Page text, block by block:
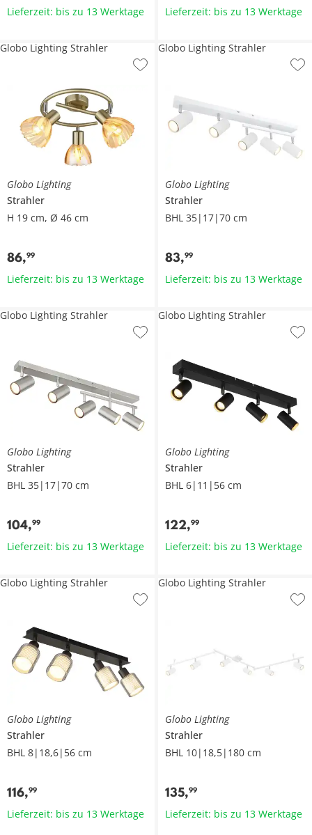
Lieferzeit: bis zu 13 Werktage Lieferzeit: bis zu 13 Werktage
Globo Lighting
Strahler
H 19 cm, Ø 46 cm
86,99
Globo Lighting Strahler
Lieferzeit: bis zu 13 Werktage
Globo Lighting
Strahler
BHL 35|17|70 cm
83,99
Globo Lighting Strahler
Lieferzeit: bis zu 13 Werktage
Globo Lighting
Strahler
BHL 35|17|70 cm
104,99
Globo Lighting Strahler
Lieferzeit: bis zu 13 Werktage
Globo Lighting
Strahler
BHL 6|11|56 cm
122,99
Globo Lighting Strahler
Lieferzeit: bis zu 13 Werktage
Globo Lighting
Strahler
BHL 8|18,6|56 cm
116,99
Globo Lighting Strahler
Lieferzeit: bis zu 13 Werktage
Globo Lighting
Strahler
BHL 10|18,5|180 cm
135,99
Globo Lighting Strahler
Lieferzeit: bis zu 13 Werktage